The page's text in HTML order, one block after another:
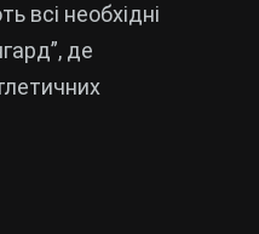
всі необхідні
де